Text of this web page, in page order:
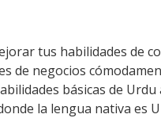
tus habilidades de
de negocios
básicas de
la lengua nativa es